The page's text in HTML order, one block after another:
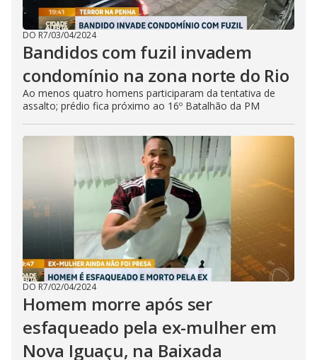
DO R7/03/04/2024
Bandidos com fuzil invadem
condomínio na zona norte do Rio
Ao menos quatro homens participaram da tentativa de
assalto; prédio fica próximo ao 16º Batalhão da PM
DO R7/02/04/2024
Homem morre após ser
esfaqueado pela ex-mulher em
Nova Iguaçu, na Baixada